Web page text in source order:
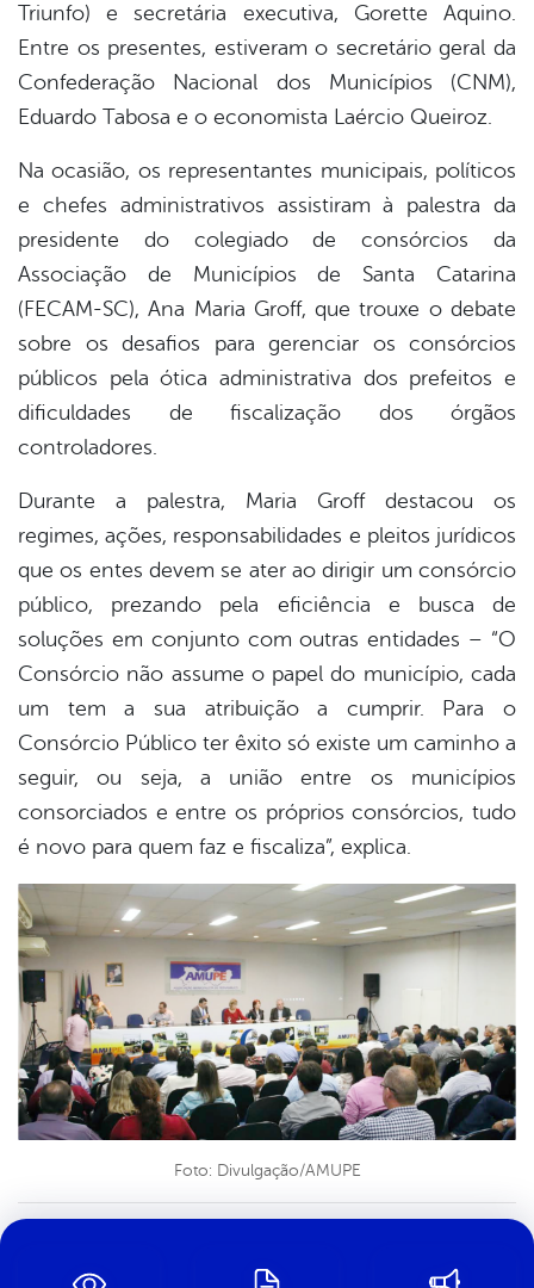
Triunfo) e secretária executiva, Gorette Aquino.
Entre os presentes, estiveram o secretário geral da
Confederação Nacional dos Municípios (CNM),
Eduardo Tabosa e o economista Laércio Queiroz.
Na ocasião, os representantes municipais, políticos
e chefes administrativos assistiram à palestra da
presidente do colegiado de consórcios da
Associação de Municípios de Santa Catarina
(FECAM-SC), Ana Maria Groff, que trouxe o debate
sobre os desafios para gerenciar os consórcios
públicos pela ótica administrativa dos prefeitos e
dificuldades de fiscalização dos órgãos
controladores.
Durante a palestra, Maria Groff destacou os
regimes, ações, responsabilidades e pleitos jurídicos
que os entes devem se ater ao dirigir um consórcio
público, prezando pela eficiência e busca de
soluções em conjunto com outras entidades – “O
Consórcio não assume o papel do município, cada
um tem a sua atribuição a cumprir. Para o
Consórcio Público ter êxito só existe um caminho a
seguir, ou seja, a união entre os municípios
consorciados e entre os próprios consórcios, tudo
é novo para quem faz e fiscaliza”, explica.
Foto: Divulgação/AMUPE